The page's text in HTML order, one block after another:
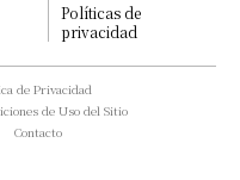
Políticas de
privacidad
de Privacidad
de Uso del Sitio
Contacto